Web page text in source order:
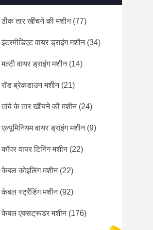
ठीक तार खींचने की मशीन(77)
इंटरमीडिएट वायर ड्राइंग मशीन(34)
मल्टी वायर ड्राइंग मशीन(14)
रॉड ब्रेकडाउन मशीन(21)
तांबे के तार खींचने की मशीन(24)
एल्यूमिनियम वायर ड्राइंग मशीन(9)
कॉपर वायर टिनिंग मशीन(22)
केबल कोइलिंग मशीन(22)
केबल स्ट्रैंडिंग मशीन(92)
केबल एक्सट्रूडर मशीन(176)